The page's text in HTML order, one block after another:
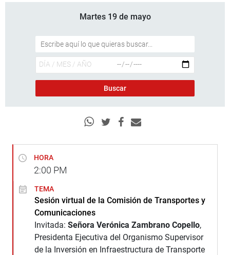
Martes 19 de mayo
HORA
2:00 PM
TEMA
Sesión virtual de la Comisión de Transportes y
Comunicaciones
Invitada: Señora Verónica Zambrano Copello,
Presidenta Ejecutiva del Organismo Supervisor
de la Inversión en Infraestructura de Transporte